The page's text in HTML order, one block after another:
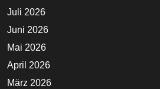
Juli 2026
Juni 2026
Mai 2026
April 2026
März 2026